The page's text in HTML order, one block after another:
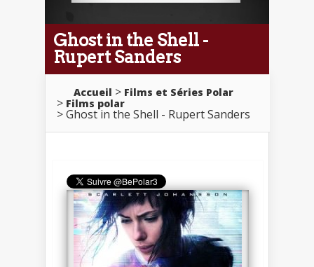
Ghost in the Shell -
Rupert Sanders
Accueil
Films et Séries Polar
Films polar
Ghost in the Shell - Rupert Sanders